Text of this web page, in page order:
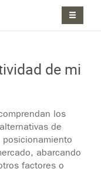
de mi
los
de
abarcando
factores o